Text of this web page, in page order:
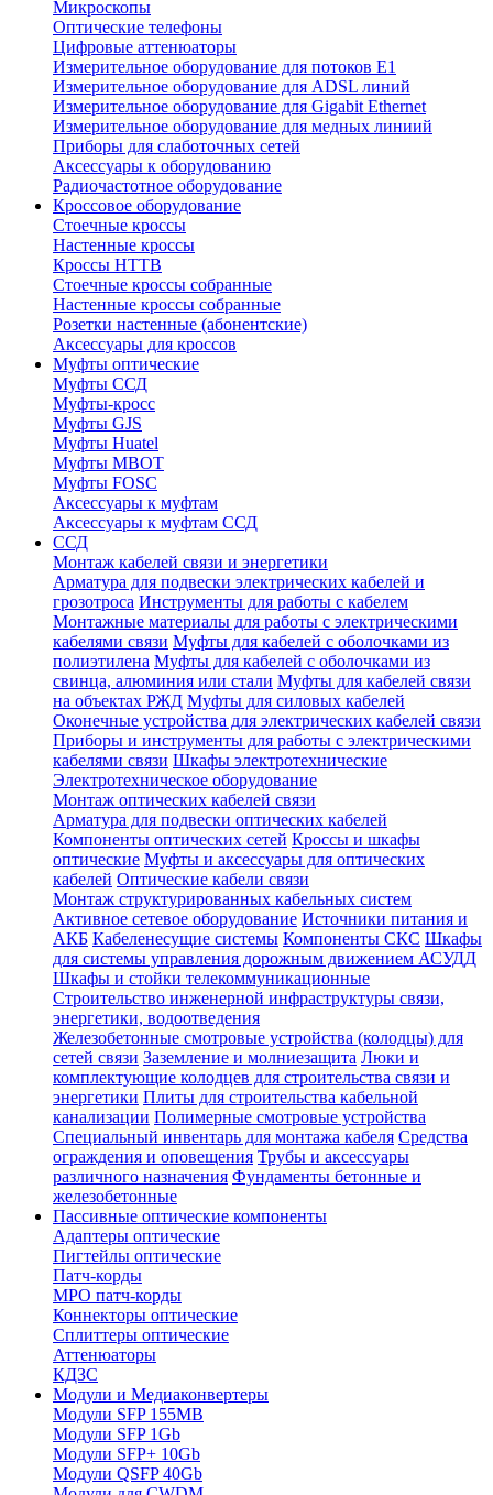
Микроскопы
Оптические телефоны
Цифровые аттенюаторы
Измерительное оборудование для потоков Е1
Измерительное оборудование для ADSL линий
Измерительное оборудование для Gigabit Ethernet
Измерительное оборудование для медных линиий
Приборы для слаботочных сетей
Аксессуары к оборудованию
Радиочастотное оборудование
Кроссовое оборудование
Стоечные кроссы
Настенные кроссы
Кроссы HTTB
Стоечные кроссы собранные
Настенные кроссы собранные
Розетки настенные (абонентские)
Аксессуары для кроссов
Муфты оптические
Муфты ССД
Муфты-кросс
Муфты GJS
Муфты Huatel
Муфты МВОТ
Муфты FOSC
Аксессуары к муфтам
Аксессуары к муфтам ССД
ССД
Монтаж кабелей связи и энергетики
Арматура для подвески электрических кабелей и
грозотроса Инструменты для работы с кабелем
Монтажные материалы для работы с электрическими
кабелями связи Муфты для кабелей с оболочками из
полиэтилена Муфты для кабелей с оболочками из
свинца, алюминия или стали Муфты для кабелей связи
на объектах РЖД Муфты для силовых кабелей
Оконечные устройства для электрических кабелей связи
Приборы и инструменты для работы с электрическими
кабелями связи Шкафы электротехнические
Электротехническое оборудование
Монтаж оптических кабелей связи
Арматура для подвески оптических кабелей
Компоненты оптических сетей Кроссы и шкафы
оптические Муфты и аксессуары для оптических
кабелей Оптические кабели связи
Монтаж структурированных кабельных систем
Активное сетевое оборудование Источники питания и
АКБ Кабеленесущие системы Компоненты СКС Шкафы
для системы управления дорожным движением АСУДД
Шкафы и стойки телекоммуникационные
Строительство инженерной инфраструктуры связи,
энергетики, водоотведения
Железобетонные смотровые устройства (колодцы) для
сетей связи Заземление и молниезащита Люки и
комплектующие колодцев для строительства связи и
энергетики Плиты для строительства кабельной
канализации Полимерные смотровые устройства
Специальный инвентарь для монтажа кабеля Средства
ограждения и оповещения Трубы и аксессуары
различного назначения Фундаменты бетонные и
железобетонные
Пассивные оптические компоненты
Адаптеры оптические
Пигтейлы оптические
Патч-корды
MPO патч-корды
Коннекторы оптические
Сплиттеры оптические
Аттенюаторы
КДЗС
Модули и Медиаконвертеры
Модули SFP 155MB
Модули SFP 1Gb
Модули SFP+ 10Gb
Модули QSFP 40Gb